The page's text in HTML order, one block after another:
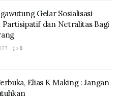
Gelar Sosialisasi
Partisipatif dan Netralitas Bagi
0
Elias K Making : Jangan